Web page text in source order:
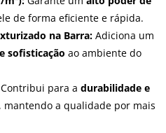
de forma eficiente e rápida.
na Barra: Adiciona um
sofisticação ao ambiente do
Contribui para a durabilidade e
mantendo a qualidade por mais